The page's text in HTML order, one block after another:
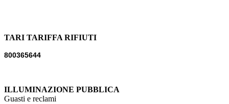
TARI TARIFFA RIFIUTI
800365644
ILLUMINAZIONE PUBBLICA
Guasti e reclami